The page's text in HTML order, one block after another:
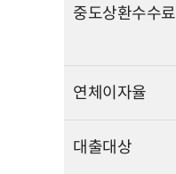
중도상환수수료
연체이자율
대출대상